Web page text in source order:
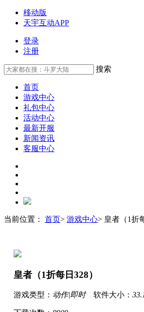
移动版
天宇互动APP
登录
注册
搜索
首页
游戏中心
礼包中心
活动中心
最新开服
新闻资讯
客服中心
当前位置： 首页> 游戏中心> 皇者（1折
皇者（1折每日328）
游戏类型： 动作|即时 软件大小：